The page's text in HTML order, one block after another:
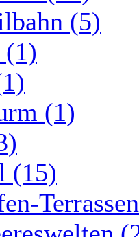
(5)
(1)
(1)
(15)